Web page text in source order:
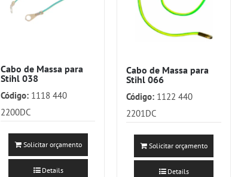
Cabo de Massa para
Stihl 038
Código: 1118 440
2200DC
Solicitar orçamento
Details
Cabo de Massa para
Stihl 066
Código: 1122 440
2201DC
Solicitar orçamento
Details